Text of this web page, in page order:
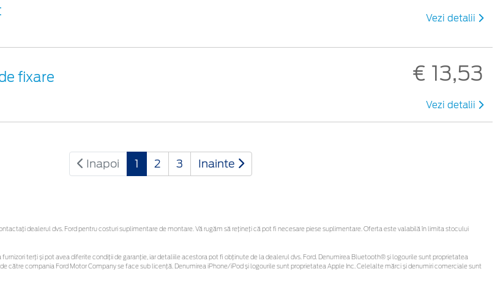
Vezi detalii
fixare € 13,53
Vezi detalii
Inapoi 1 2 3 Inainte
dealerul dvs. Ford pentru costuri suplimentare de montare. Vă rugăm să rețineți că pot fi necesare piese suplimentare. Oferta este valabilă în limita stocului
terți și pot avea diferite condiții de garanție, iar detaliile acestora pot fi obținute de la dealerul dvs. Ford. Denumirea Bluetooth® și logourile sunt proprietatea
către compania Ford Motor Company se face sub licență. Denumirea iPhone/iPod și logourile sunt proprietatea Apple Inc. Celelalte mărci și denumiri comerciale sunt